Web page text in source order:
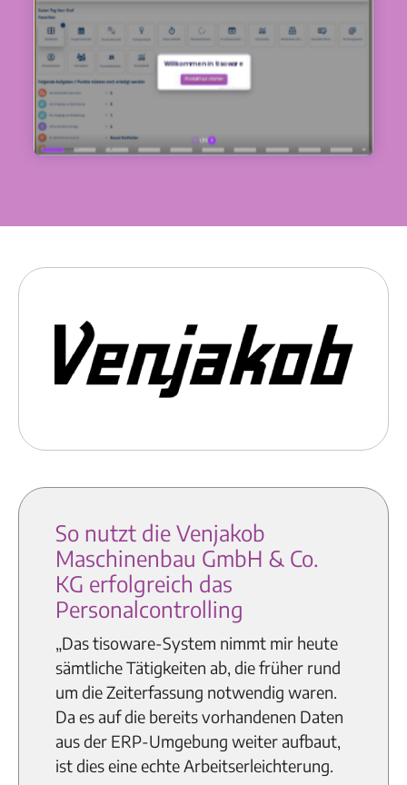
So nutzt die Venjakob
Maschinenbau GmbH & Co.
KG erfolgreich das
Personalcontrolling
„Das tisoware-System nimmt mir heute
sämtliche Tätigkeiten ab, die früher rund
um die Zeiterfassung notwendig waren.
Da es auf die bereits vorhandenen Daten
aus der ERP-Umgebung weiter aufbaut,
ist dies eine echte Arbeitserleichterung.